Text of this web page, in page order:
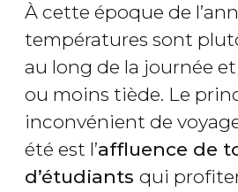
À cette époque de
températures sont
au long de la journée et
ou moins tiède. Le
inconvénient de
été est l’affluence de
d’étudiants qui